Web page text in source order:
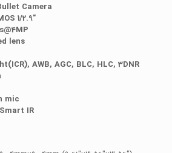
Camera
1/2.9″ Progressive Scan CMOS
lens
AWB, AGC, BLC, HLC, 3DNR
mic
IR